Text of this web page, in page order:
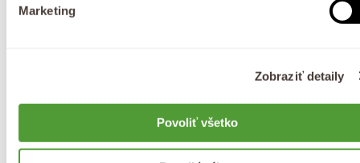
Marketing
Zobraziť detaily
Povoliť všetko
Doprava zdarma
Darček k objednávke
Vysoké hodnotenie
až 4,9 z 5 ⭐